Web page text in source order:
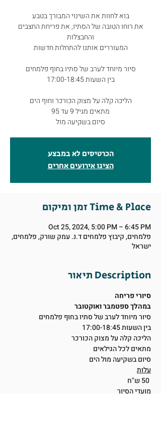
בוא לחוות את השינוי המבורך בטבע
את רוחו הטובה של הסתיו, את פריחת החצבים
והחבצלות
המעוררים אותנו להתחלות חדשות
סיור מיוחד לערב של סתיו בחוף פלמחים
בין השעות 17:00-18:45
הליכה קלה על מצוק הכורכר וחוף הים
מתאים מגיל 9 עד 95
סיום בשקיעה מול
הכרטיסים לא במבצע
הציגו אירועים אחרים
זמן ומיקום Time & Place
Oct 25, 2024, 5:00 PM – 6:45 PM
פלמחים, קיבוץ פלמחים ד.נ. עמק שורק, פלמחים,
ישראל
תיאור Description
סיורי פריחה
במהלך ספטמבר ואוקטובר
סיור מיוחד לערב של סתיו בחוף פלמחים
בין השעות 17:00-18:45
הליכה קלה על מצוק הכורכר
מתאים לכל הגילאים
סיום בשקיעה מול הים
עלות
מועדי הסיור